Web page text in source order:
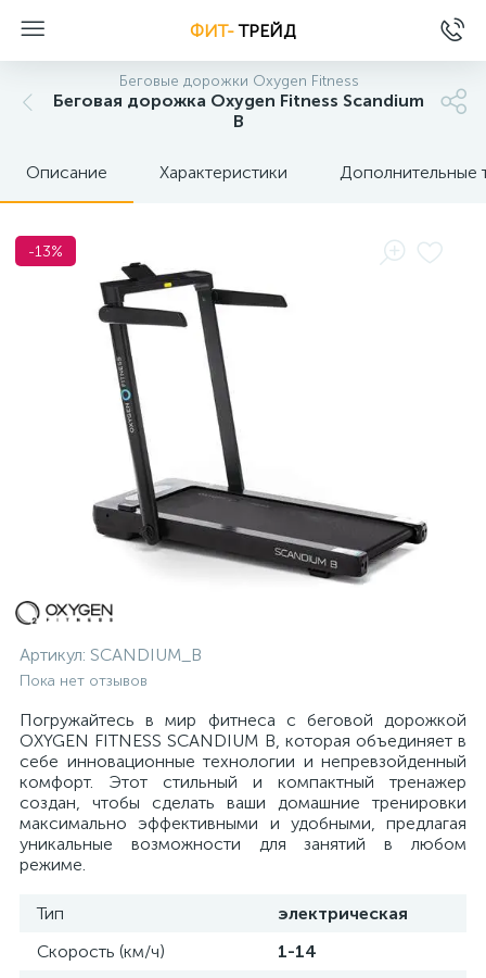
ФИТ-ТРЕЙД
Беговые дорожки Oxygen Fitness
Беговая дорожка Oxygen Fitness Scandium
B
Описание Характеристики Дополнительные
-13%
Артикул: SCANDIUM_B
Пока нет отзывов
Погружайтесь в мир фитнеса с беговой дорожкой
OXYGEN FITNESS SCANDIUM B, которая объединяет в
себе инновационные технологии и непревзойденный
комфорт. Этот стильный и компактный тренажер
создан, чтобы сделать ваши домашние тренировки
максимально эффективными и удобными, предлагая
уникальные возможности для занятий в любом
режиме.
Тип
электрическая
Скорость (км/ч)
1-14